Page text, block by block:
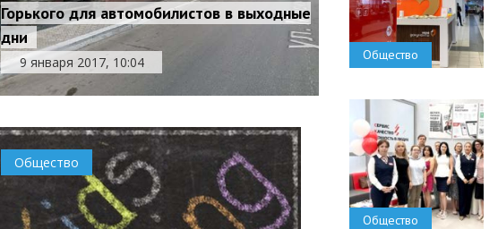
Горького для автомобилистов в выходные
дни
9 января 2017, 10:04
Общество
Общество
Общество